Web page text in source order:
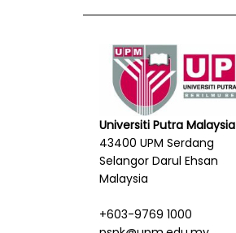
Universiti Putra Malaysia
43400 UPM Serdang
Selangor Darul Ehsan
Malaysia
+603-9769 1000